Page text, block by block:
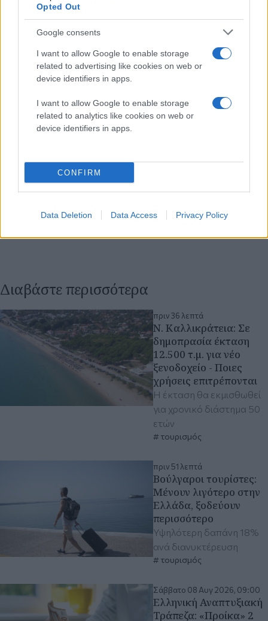
Opted Out
Google consents
I want to allow Google to enable storage
related to advertising like cookies on web or
device identifiers in apps.
I want to allow Google to enable storage
related to analytics like cookies on web or
device identifiers in apps.
CONFIRM
Data Deletion Data Access Privacy Policy
Διαβάστε περισσότερα
πριν 36 λεπτά
Ν. Καλλικράτεια: Σε
δημοπρασία έκταση
12.500 τ.μ. για νέο
ξενοδοχείο - Ποιες
χρήσεις επιτρέπονται
Η έκταση θα εκμισθωθεί
για χρονικό διάστημα 50
ετών
τουρισμός
πριν 51 λεπτά
Βούλγαροι τουρίστες:
Μένουν λιγότερο στην
Ελλάδα, ξοδεύουν
περισσότερο
Υψηλότερη δαπάνη 18%
ανά διανυκτέρευση
τουρισμός
Σάββατο 08 Αυγ 2026, 09:00
Ελληνική Αναπτυξιακή
Τράπεζα: «Προίκα» 2